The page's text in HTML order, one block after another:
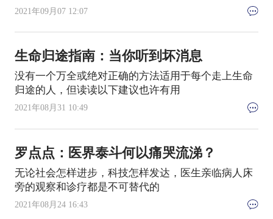
2021年09月07 12:07
生命归途指南：当你听到坏消息
没有一个万全或绝对正确的方法适用于每个走上生命
归途的人，但读读以下建议也许有用
2021年08月31 10:49
罗点点：医界泰斗何以痛哭流涕？
无论社会怎样进步，科技怎样发达，医生亲临病人床
旁的观察和诊疗都是不可替代的
2021年08月24 16:43